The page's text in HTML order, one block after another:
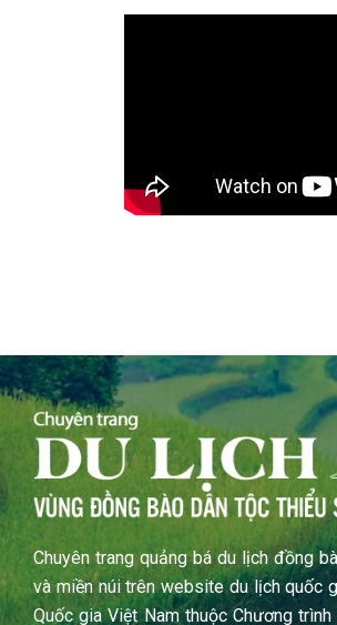
Chuyên trang quảng bá du lịch đồng
và miền núi trên website du lịch quốc
Quốc gia Việt Nam thuộc Chương